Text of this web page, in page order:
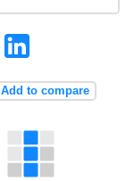
Add to compare